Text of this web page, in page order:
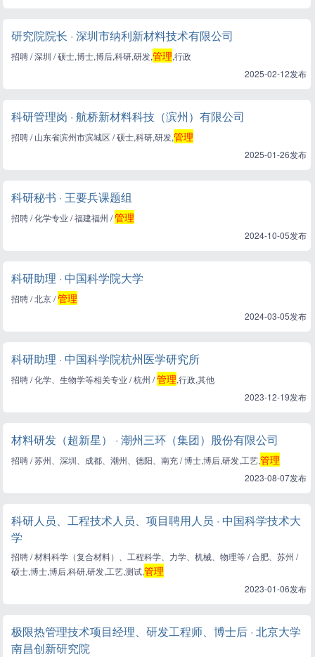
研究院院长 · 深圳市纳利新材料技术有限公司
招聘 / 深圳 / 硕士,博士,博后,科研,研发,管理,行政
2025-02-12发布
科研管理岗 · 航桥新材料科技（滨州）有限公司
招聘 / 山东省滨州市滨城区 / 硕士,科研,研发,管理
2025-01-26发布
科研秘书 · 王要兵课题组
招聘 / 化学专业 / 福建福州 /管理
2024-10-05发布
科研助理 · 中国科学院大学
招聘 / 北京 /管理
2024-03-05发布
科研助理 · 中国科学院杭州医学研究所
招聘 / 化学、生物学等相关专业 / 杭州 /管理,行政,其他
2023-12-19发布
材料研发（超新星） · 潮州三环（集团）股份有限公司
招聘 / 苏州、深圳、成都、潮州、德阳、南充 / 博士,博后,研发,工艺,管理
2023-08-07发布
科研人员、工程技术人员、项目聘用人员 · 中国科学技术大
学
招聘 / 材料科学（复合材料）、工程科学、力学、机械、物理等 / 合肥、苏州 /
硕士,博士,博后,科研,研发,工艺,测试,管理
2023-01-06发布
极限热管理技术项目经理、研发工程师、博士后 · 北京大学
南昌创新研究院